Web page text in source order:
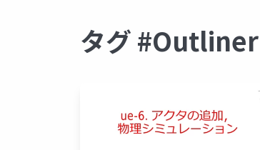
タグ #Outliner